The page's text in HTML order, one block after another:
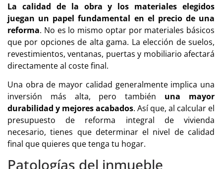
La calidad de la obra y los materiales elegidos
juegan un papel fundamental en el precio de una
reforma. No es lo mismo optar por materiales básicos
que por opciones de alta gama. La elección de suelos,
revestimientos, ventanas, puertas y mobiliario afectará
directamente al coste final.
Una obra de mayor calidad generalmente implica una
inversión más alta, pero también una mayor
durabilidad y mejores acabados. Así que, al calcular el
presupuesto de reforma integral de vivienda
necesario, tienes que determinar el nivel de calidad
final que quieres que tenga tu hogar.
Patologías del inmueble